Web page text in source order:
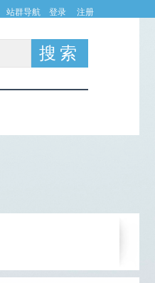
站群导航 登录 注册